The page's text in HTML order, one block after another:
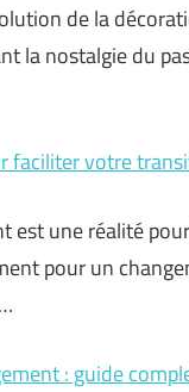
de la
la nostalgie du
faciliter votre
est une réalité
pour un
: guide